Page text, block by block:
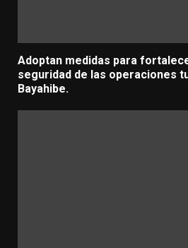
Adoptan medidas para
seguridad de las operaciones
Bayahibe.